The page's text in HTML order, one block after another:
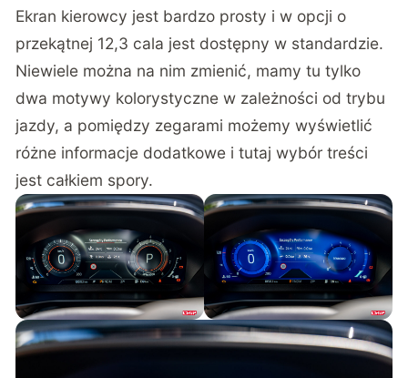
Ekran kierowcy jest bardzo prosty i w opcji o
przekątnej 12,3 cala jest dostępny w standardzie.
Niewiele można na nim zmienić, mamy tu tylko
dwa motywy kolorystyczne w zależności od trybu
jazdy, a pomiędzy zegarami możemy wyświetlić
różne informacje dodatkowe i tutaj wybór treści
jest całkiem spory.